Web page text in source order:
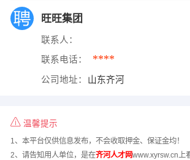
旺旺集团
联系人：
联系电话： ****
公司地址： 山东齐河
温馨提示
1、本平台仅供信息发布，不会收取押金、保证金均！
2、请告知用人单位，是在齐河人才网www.xyrsw.cn上